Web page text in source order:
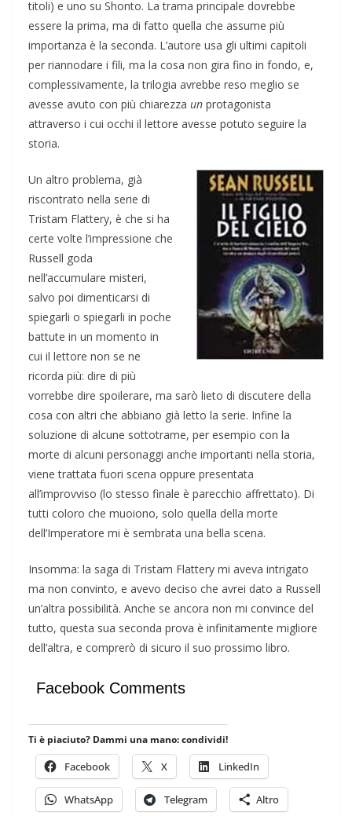
titoli) e uno su Shonto. La trama principale dovrebbe
essere la prima, ma di fatto quella che assume più
importanza è la seconda. L’autore usa gli ultimi capitoli
per riannodare i fili, ma la cosa non gira fino in fondo, e,
complessivamente, la trilogia avrebbe reso meglio se
avesse avuto con più chiarezza un protagonista
attraverso i cui occhi il lettore avesse potuto seguire la
storia.
Un altro problema, già
riscontrato nella serie di
Tristam Flattery, è che si ha
certe volte l’impressione che
Russell goda
nell’accumulare misteri,
salvo poi dimenticarsi di
spiegarli o spiegarli in poche
battute in un momento in
cui il lettore non se ne
ricorda più: dire di più
vorrebbe dire spoilerare, ma sarò lieto di discutere della
cosa con altri che abbiano già letto la serie. Infine la
soluzione di alcune sottotrame, per esempio con la
morte di alcuni personaggi anche importanti nella storia,
viene trattata fuori scena oppure presentata
all’improvviso (lo stesso finale è parecchio affrettato). Di
tutti coloro che muoiono, solo quella della morte
dell’Imperatore mi è sembrata una bella scena.
Insomma: la saga di Tristam Flattery mi aveva intrigato
ma non convinto, e avevo deciso che avrei dato a Russell
un’altra possibilità. Anche se ancora non mi convince del
tutto, questa sua seconda prova è infinitamente migliore
dell’altra, e comprerò di sicuro il suo prossimo libro.
Facebook Comments
Ti è piaciuto? Dammi una mano: condividi!
Facebook X LinkedIn
WhatsApp Telegram Altro